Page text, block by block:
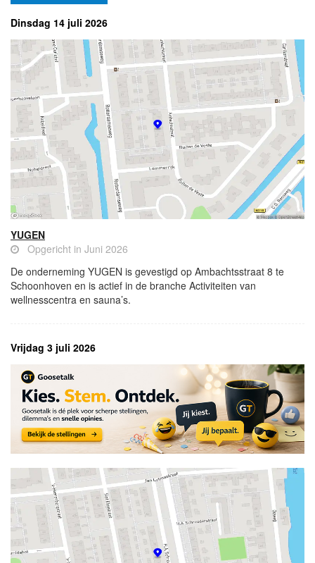
Dinsdag 14 juli 2026
YUGEN
Opgericht in Juni 2026
De onderneming YUGEN is gevestigd op Ambachtsstraat 8 te
Schoonhoven en is actief in de branche Activiteiten van
wellnesscentra en sauna’s.
Vrijdag 3 juli 2026